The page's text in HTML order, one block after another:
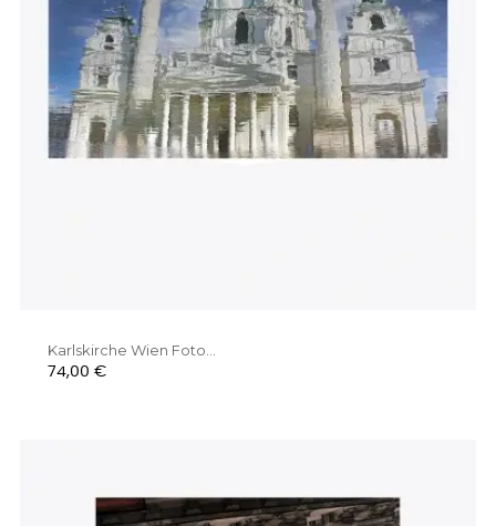
Karlskirche Wien Foto...
Preis
74,00 €